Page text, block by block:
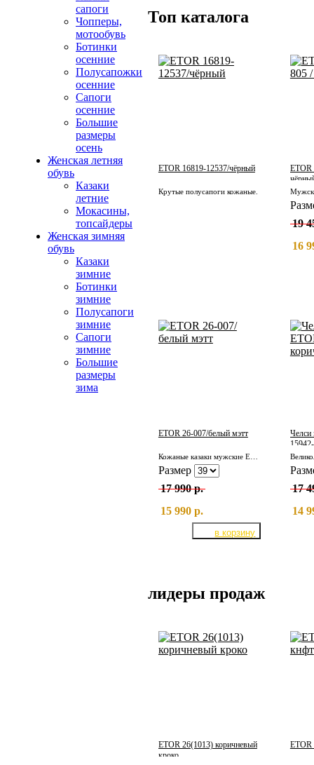
сапоги
Чопперы,
мотообувь
Ботинки
осенние
Полусапожки
осенние
Сапоги
осенние
Большие
размеры
осень
Женская летняя
обувь
Казаки
летние
Мокасины,
топсайдеры
Женская зимняя
обувь
Казаки
зимние
Ботинки
зимние
Полусапоги
зимние
Сапоги
зимние
Большие
размеры
зима
Топ каталога
ETOR 16819-12537/чёрный
Крутые полусапоги кожаные.
ETOR
19
16
ETOR 26-007/белый мэтт
Кожаные казаки мужские ETOR 26-007/белый мэтт
Размер
17 990 р.
15 990 р.
Челси
17
14
лидеры продаж
ETOR 26(1013) коричневый
кроко
ETOR